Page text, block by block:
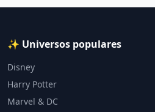
✨ Universos populares
Disney
Harry Potter
Marvel & DC